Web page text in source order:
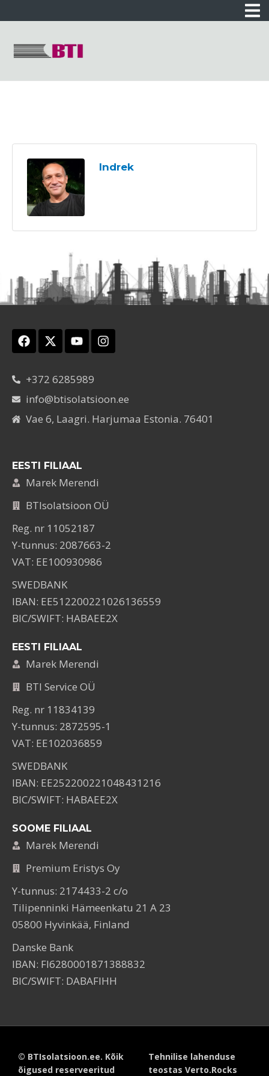
Indrek
+372 6285989
info@btisolatsioon.ee
Vae 6, Laagri. Harjumaa Estonia. 76401
EESTI FILIAAL
Marek Merendi
BTIsolatsioon OÜ
Reg. nr 11052187
Y-tunnus: 2087663-2
VAT: EE100930986
SWEDBANK
IBAN: EE512200221026136559
BIC/SWIFT: HABAEE2X
EESTI FILIAAL
Marek Merendi
BTI Service OÜ
Reg. nr 11834139
Y-tunnus: 2872595-1
VAT: EE102036859
SWEDBANK
IBAN: EE252200221048431216
BIC/SWIFT: HABAEE2X
SOOME FILIAAL
Marek Merendi
Premium Eristys Oy
Y-tunnus: 2174433-2 c/o
Tilipenninki Hämeenkatu 21 A 23
05800 Hyvinkää, Finland
Danske Bank
IBAN: FI6280001871388832
BIC/SWIFT: DABAFIHH
© BTIsolatsioon.ee. Kõik
õigused reserveeritud
Tehnilise lahenduse
teostas Verto.Rocks